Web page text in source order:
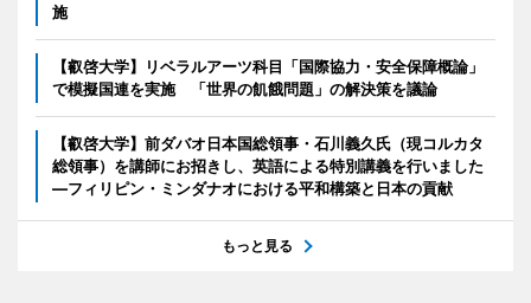
施
【叡啓大学】リベラルアーツ科目「国際協力・安全保障概論」
で模擬国連を実施 「世界の飢餓問題」の解決策を議論
【叡啓大学】前ダバオ日本国総領事・石川義久氏（現コルカタ
総領事）を講師にお招きし、英語による特別講義を行いました
―フィリピン・ミンダナオにおける平和構築と日本の貢献
もっと見る